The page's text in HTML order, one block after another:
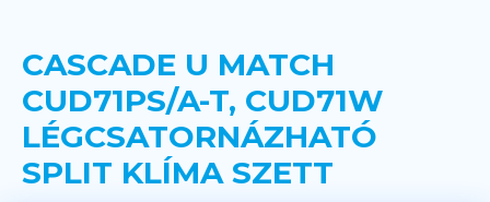
CASCADE U MATCH
CUD71PS/A-T, CUD71W
LÉGCSATORNÁZHATÓ
SPLIT KLÍMA SZETT